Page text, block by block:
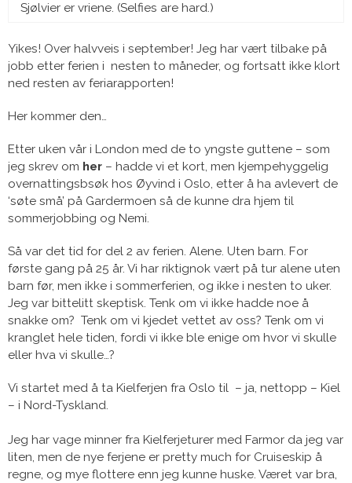
Sjølvier er vriene. (Selfies are hard.)
Yikes! Over halvveis i september! Jeg har vært tilbake på
jobb etter ferien i nesten to måneder, og fortsatt ikke klort
ned resten av feriarapporten!
Her kommer den…
Etter uken vår i London med de to yngste guttene – som
jeg skrev om her – hadde vi et kort, men kjempehyggelig
overnattingsbsøk hos Øyvind i Oslo, etter å ha avlevert de
‘søte små’ på Gardermoen så de kunne dra hjem til
sommerjobbing og Nemi.
Så var det tid for del 2 av ferien. Alene. Uten barn. For
første gang på 25 år. Vi har riktignok vært på tur alene uten
barn før, men ikke i sommerferien, og ikke i nesten to uker.
Jeg var bittelitt skeptisk. Tenk om vi ikke hadde noe å
snakke om? Tenk om vi kjedet vettet av oss? Tenk om vi
kranglet hele tiden, fordi vi ikke ble enige om hvor vi skulle
eller hva vi skulle…?
Vi startet med å ta Kielferjen fra Oslo til – ja, nettopp – Kiel
– i Nord-Tyskland.
Jeg har vage minner fra Kielferjeturer med Farmor da jeg var
liten, men de nye ferjene er pretty much for Cruiseskip å
regne, og mye flottere enn jeg kunne huske. Været var bra,